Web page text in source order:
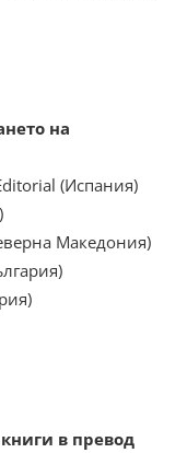
на
(Испания)
Македония)
в превод